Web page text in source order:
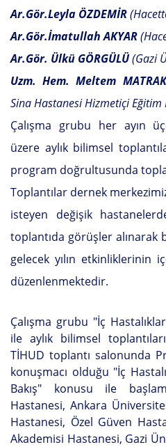
Ar.Gör.Leyla ÖZDEMİR
Ar.Gör.İmatullah AKYAR
Ar.Gör. Ülkü GÖRGÜLÜ(Gazi
Uzm. Hem. Meltem MATRAK
Sina Hastanesi Hizmetiçi Eğitim
Çalışma grubu her ayın
üzere aylık bilimsel
program doğrultusunda
Toplantılar dernek
isteyen değişik
toplantıda görüşler alınarak
gelecek yılın etkinliklerinin
düzenlenmektedir.
Çalışma grubu "İç
ile aylık bilimsel
TİHUD toplantı salonunda
konuşmacı olduğu "İç
Bakış" konusu ile
Hastanesi, Ankara
Hastanesi, Özel Güven
Akademisi Hastanesi, Gazi